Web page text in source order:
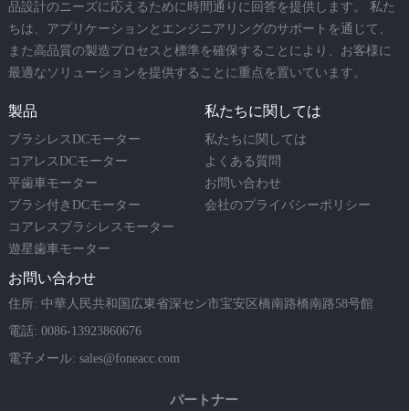
品設計のニーズに応えるために時間通りに回答を提供します。 私た
ちは、アプリケーションとエンジニアリングのサポートを通じて、
また高品質の製造プロセスと標準を確保することにより、お客様に
最適なソリューションを提供することに重点を置いています。
製品
ブラシレスDCモーター
コアレスDCモーター
平歯車モーター
ブラシ付きDCモーター
コアレスブラシレスモーター
遊星歯車モーター
私たちに関しては
私たちに関しては
よくある質問
お問い合わせ
会社のプライバシーポリシー
お問い合わせ
住所: 中華人民共和国広東省深セン市宝安区橋南路橋南路58号館
電話: 0086-13923860676
電子メール: sales@foneacc.com
パートナー